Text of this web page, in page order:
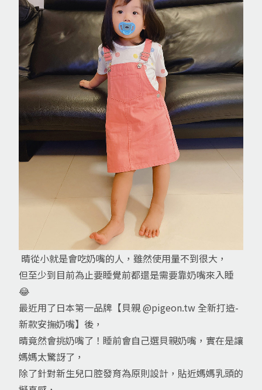
晴從小就是會吃奶嘴的人，雖然使用量不到很大，
但至少到目前為止要睡覺前都還是需要靠奶嘴來入睡
😂
最近用了日本第一品牌【貝親@pigeon.tw 全新打造-
新款安撫奶嘴】後，
晴竟然會挑奶嘴了！睡前會自己選貝親奶嘴，實在是讓
媽媽太驚訝了，
除了針對新生兒口腔發育為原則設計，貼近媽媽乳頭的